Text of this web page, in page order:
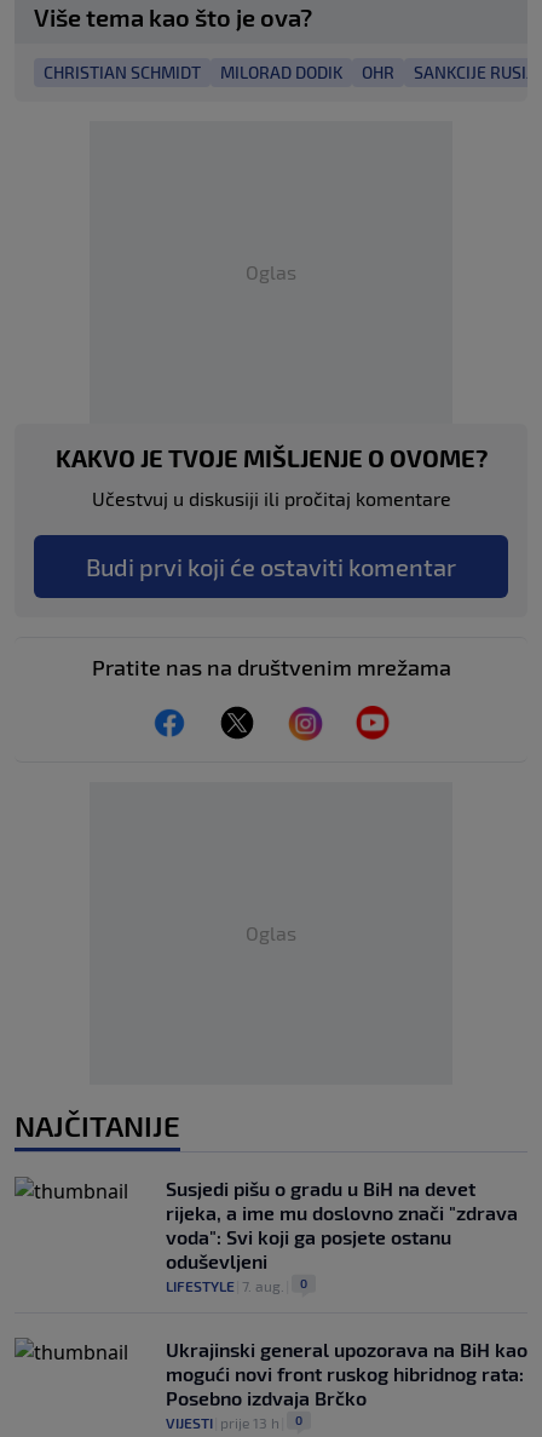
Više tema kao što je ova?
CHRISTIAN SCHMIDT MILORAD DODIK OHR SANKCIJE RUSIJI
Oglas
KAKVO JE TVOJE MIŠLJENJE O OVOME?
Učestvuj u diskusiji ili pročitaj komentare
Budi prvi koji će ostaviti komentar
Pratite nas na društvenim mrežama
Oglas
NAJČITANIJE
Susjedi pišu o gradu u BiH na devet
rijeka, a ime mu doslovno znači "zdrava
voda": Svi koji ga posjete ostanu
oduševljeni
LIFESTYLE 7. aug. 0
Ukrajinski general upozorava na BiH kao
mogući novi front ruskog hibridnog rata:
Posebno izdvaja Brčko
VIJESTI prije 13 h 0